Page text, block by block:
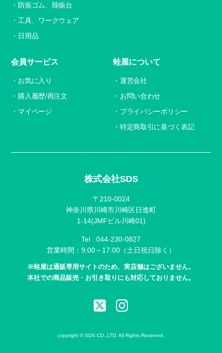
株式会社SDS
〒210-0024
神奈川県川崎市川崎区日進町
1-14(JMFビル川崎01)
Tel : 044-230-0827
営業時間：9:00～17:00（土日祝日除く）
※蛙屋は通販専用サイトのため、実店舗はございません。
本社での商品販売・お引き取りにも対応しておりません。
防振ゴム、除振台
工具、ワークウェア
日用品
会員サービス
お気に入り
購入履歴/再注文
マイページ
蛙屋について
運営会社
お問い合わせ
プライバシーポリシー
特定商取引に基づく表記
copyright © SDS CO.,LTD. All Rights Reserved.